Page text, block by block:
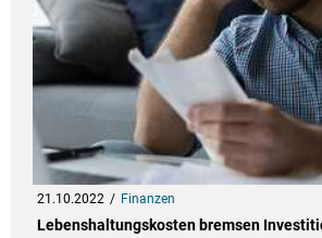
21.10.2022 Finanzen
Lebenshaltungskosten bremsen